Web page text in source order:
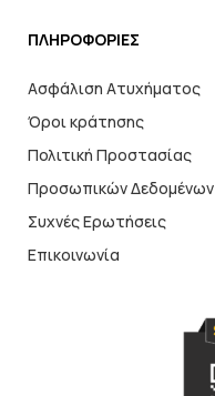
ΠΛΗΡΟΦΟΡΙΕΣ
Ασφάλιση Ατυχήματος
Όροι κράτησης
Πολιτική Προστασίας
Προσωπικών Δεδομένων
Συχνές Ερωτήσεις
Επικοινωνία